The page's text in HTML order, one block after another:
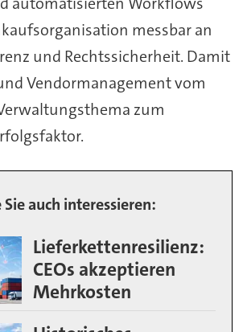
messbar an
und Rechtssicherheit. Damit
Vendormanagement vom
zum
Sie auch interessieren:
Lieferkettenresilienz:
CEOs akzeptieren
Mehrkosten